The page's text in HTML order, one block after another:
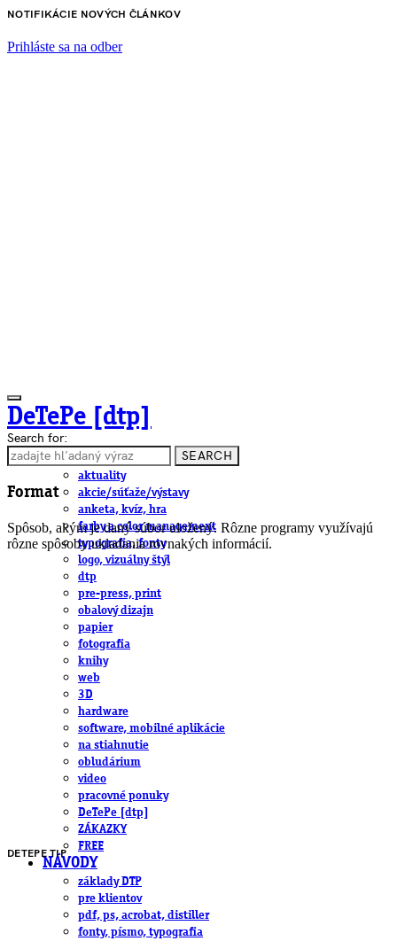
NOTIFIKÁCIE NOVÝCH ČLÁNKOV
Prihláste sa na odber
DeTePe [dtp]
ČLÁNKY
aktuality
akcie/súťaže/výstavy
anketa, kvíz, hra
farby a color management
typografia, fonty
logo, vizuálny štýl
dtp
pre-press, print
obalový dizajn
papier
fotografia
knihy
web
3D
hardware
software, mobilné aplikácie
na stiahnutie
obludárium
video
pracovné ponuky
DeTePe [dtp]
ZÁKAZKY
FREE
NÁVODY
základy DTP
pre klientov
pdf, ps, acrobat, distiller
fonty, písmo, typografia
Search for:
SEARCH
Format
Spôsob, akým je daný súbor uložený. Rôzne programy využívajú
rôzne spôsoby ukladania rovnakých informácií.
DETEPE TIP